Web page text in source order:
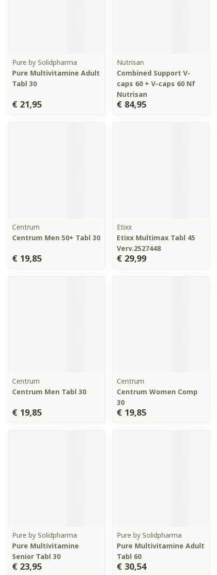
Pure by Solidpharma
Pure Multivitamine Adult
Tabl 30
€ 21,95
Nutrisan
Combined Support V-
caps 60 + V-caps 60 Nf
Nutrisan
€ 84,95
Centrum
Centrum Men 50+ Tabl 30
€ 19,85
Etixx
Etixx Multimax Tabl 45
Verv.2527448
€ 29,99
Centrum
Centrum Men Tabl 30
€ 19,85
Centrum
Centrum Women Comp
30
€ 19,85
Pure by Solidpharma
Pure Multivitamine
Senior Tabl 30
€ 23,95
Pure by Solidpharma
Pure Multivitamine Adult
Tabl 60
€ 30,54